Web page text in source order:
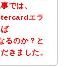
では、
エラ
るのか？と
きました。